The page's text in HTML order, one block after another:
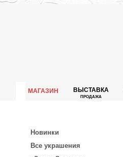
МАГАЗИН ВЫСТАВКА
ПРОДАЖА
Новинки
Все украшения